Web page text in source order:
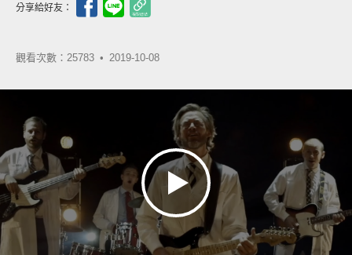
分享給好友：
觀看次數：25783 • 2019-10-08